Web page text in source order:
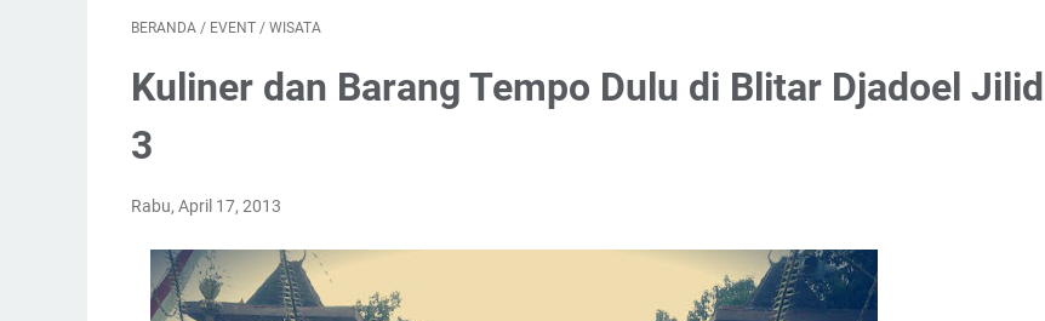
BERANDA / EVENT / WISATA
Kuliner dan Barang Tempo Dulu di Blitar Djadoel Jilid
3
Rabu, April 17, 2013